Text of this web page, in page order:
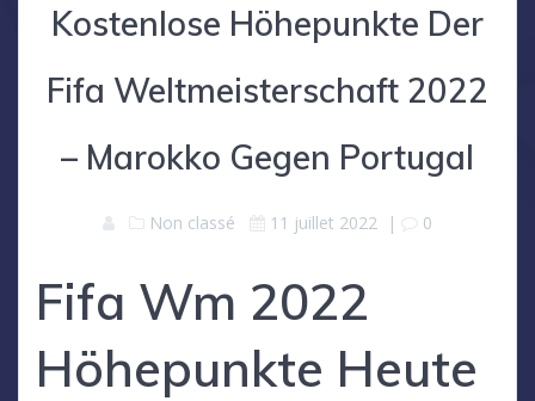
Kostenlose Höhepunkte Der
Fifa Weltmeisterschaft 2022
– Marokko Gegen Portugal
Non classé 11 juillet 2022 | 0
Fifa Wm 2022
Höhepunkte Heute